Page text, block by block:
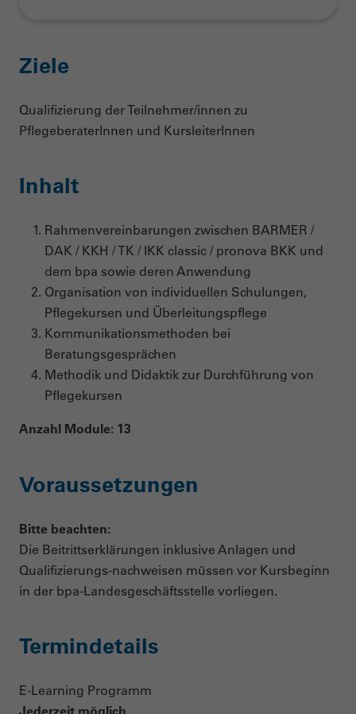
Ziele
Qualifizierung der Teilnehmer/innen zu
PflegeberaterInnen und KursleiterInnen
Inhalt
Rahmenvereinbarungen zwischen BARMER /
DAK / KKH / TK / IKK classic / pronova BKK und
dem bpa sowie deren Anwendung
Organisation von individuellen Schulungen,
Pflegekursen und Überleitungspflege
Kommunikationsmethoden bei
Beratungsgesprächen
Methodik und Didaktik zur Durchführung von
Pflegekursen
Anzahl Module: 13
Voraussetzungen
Bitte beachten:
Die Beitrittserklärungen inklusive Anlagen und
Qualifizierungs-nachweisen müssen vor Kursbeginn
in der bpa-Landesgeschäftsstelle vorliegen.
Termindetails
E-Learning Programm